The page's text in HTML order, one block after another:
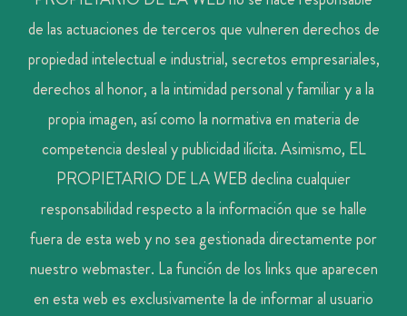
de las actuaciones de terceros que vulneren derechos de
propiedad intelectual e industrial, secretos empresariales,
derechos al honor, a la intimidad personal y familiar y a la
propia imagen, así como la normativa en materia de
competencia desleal y publicidad ilícita. Asimismo, EL
PROPIETARIO DE LA WEB declina cualquier
responsabilidad respecto a la información que se halle
fuera de esta web y no sea gestionada directamente por
nuestro webmaster. La función de los links que aparecen
en esta web es exclusivamente la de informar al usuario